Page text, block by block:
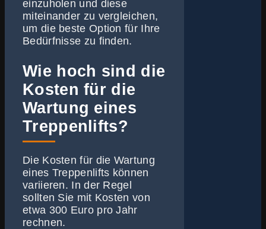
einzuholen und diese
miteinander zu vergleichen,
um die beste Option für Ihre
Bedürfnisse zu finden.
Wie hoch sind die
Kosten für die
Wartung eines
Treppenlifts?
Die Kosten für die Wartung
eines Treppenlifts können
variieren. In der Regel
sollten Sie mit Kosten von
etwa 300 Euro pro Jahr
rechnen.